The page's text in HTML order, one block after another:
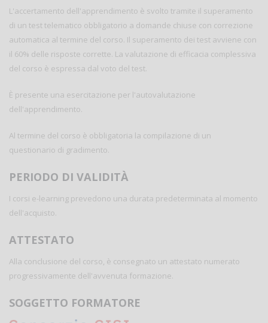
L'accertamento dell'apprendimento è svolto tramite il superamento
di un test telematico obbligatorio a domande chiuse con correzione
automatica al termine del corso. Il superamento dei test avviene con
il 60% delle risposte corrette. La valutazione di efficacia complessiva
del corso è espressa dal voto del test.
È presente una esercitazione per l'autovalutazione
dell'apprendimento.
Al termine del corso è obbligatoria la compilazione di un
questionario di gradimento.
PERIODO DI VALIDITÀ
I corsi e-learning prevedono una durata predeterminata al momento
dell'acquisto.
ATTESTATO
Alla conclusione del corso, è consegnato un attestato numerato
progressivamente dell'avvenuta formazione.
SOGGETTO FORMATORE